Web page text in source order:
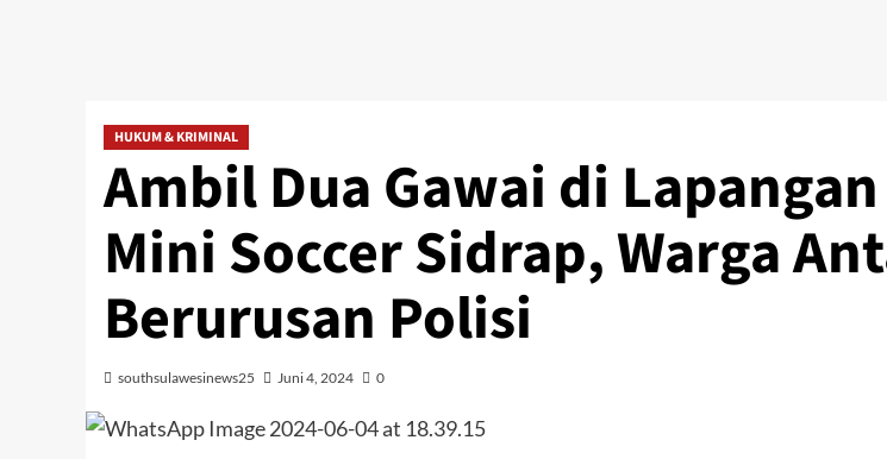
HUKUM & KRIMINAL
Ambil Dua Gawai di
Mini Soccer Sidrap, Warga
Berurusan Polisi
southsulawesinews25 Juni 4, 2024 0